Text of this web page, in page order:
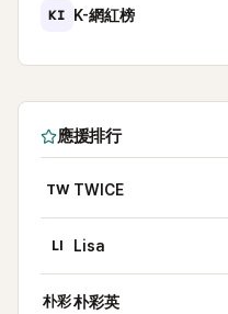
KI K-網紅榜
應援排行
TW TWICE
LI Lisa
朴彩朴彩英